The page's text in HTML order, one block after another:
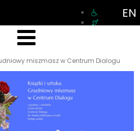
EN
miszmasz w Centrum Dialogu